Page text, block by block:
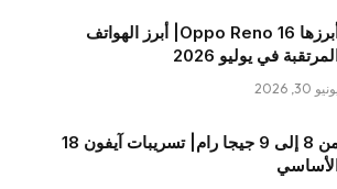
أبرزها Oppo Reno 16| أبرز الهواتف
المرتقبة في يوليو 2026
30, 2026
من 8 إلى 9 جيجا رام| تسريبات آيفون 18